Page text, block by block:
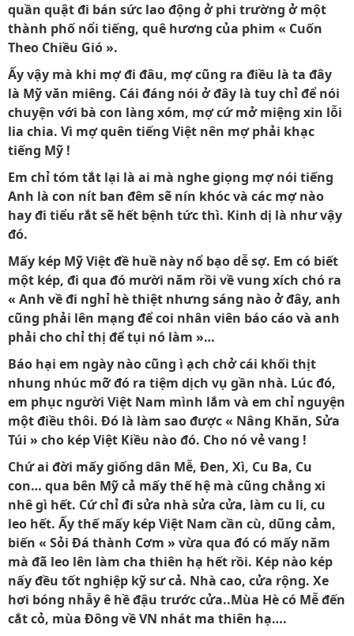
quần quật đi bán sức lao động ở phi trường ở một
thành phố nổi tiếng, quê hương của phim « Cuốn
Theo Chiều Gió ».
Ấy vậy mà khi mợ đi đâu, mợ cũng ra điều là ta đây
là Mỹ văn miêng. Cái đáng nói ở đây là tuy chỉ để nói
chuyện với bà con làng xóm, mợ cứ mở miệng xin lỗi
lia chia. Vì mợ quên tiếng Việt nên mợ phải khạc
tiếng Mỹ !
Em chỉ tóm tắt lại là ai mà nghe giọng mợ nói tiếng
Anh là con nít ban đêm sẽ nín khóc và các mợ nào
hay đi tiểu rắt sẽ hết bệnh tức thì. Kinh dị là như vậy
đó.
Mấy kép Mỹ Việt đề huề này nổ bạo dễ sợ. Em có biết
một kép, đi qua đó mười năm rồi về vung xích chó ra
« Anh về đi nghỉ hè thiệt nhưng sáng nào ở đây, anh
cũng phải lên mạng để coi nhân viên báo cáo và anh
phải cho chỉ thị để tụi nó làm »…
Báo hại em ngày nào cũng ì ạch chở cái khối thịt
nhung nhúc mỡ đó ra tiệm dịch vụ gần nhà. Lúc đó,
em phục người Việt Nam mình lắm và em chỉ nguyện
một điều thôi. Đó là làm sao được « Nâng Khăn, Sửa
Túi » cho kép Việt Kiều nào đó. Cho nó vẻ vang !
Chứ ai đời mấy giống dân Mễ, Đen, Xì, Cu Ba, Cu
con… qua bên Mỹ cả mấy thế hệ mà cũng chẳng xi
nhê gì hết. Cứ chỉ đi sửa nhà sửa cửa, làm cu li, cu
leo hết. Ấy thế mấy kép Việt Nam cần cù, dũng cảm,
biến « Sỏi Đá thành Cơm » vừa qua đó có mấy năm
mà đã leo lên làm cha thiên hạ hết rồi. Kép nào kép
nấy đều tốt nghiệp kỹ sư cả. Nhà cao, cửa rộng. Xe
hơi bóng nhẫy ê hề đậu trước cửa..Mùa Hè có Mễ đến
cắt cỏ, mùa Đông về VN nhát ma thiên hạ….